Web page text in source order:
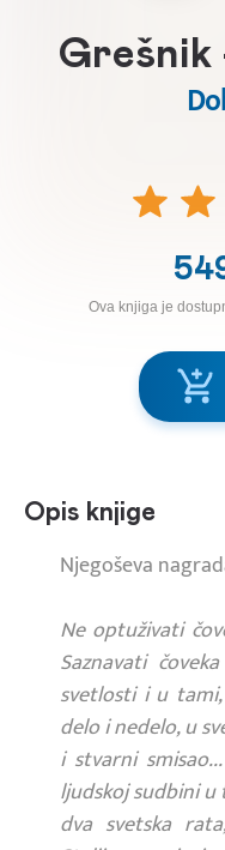
Grešnik
Ova knjiga je
Opis knjige
Njegoševa
Ne optuživati
Saznavati
svetlosti i u
delo i nedelo, u
i stvarni
ljudskoj sudbini
dva svetska